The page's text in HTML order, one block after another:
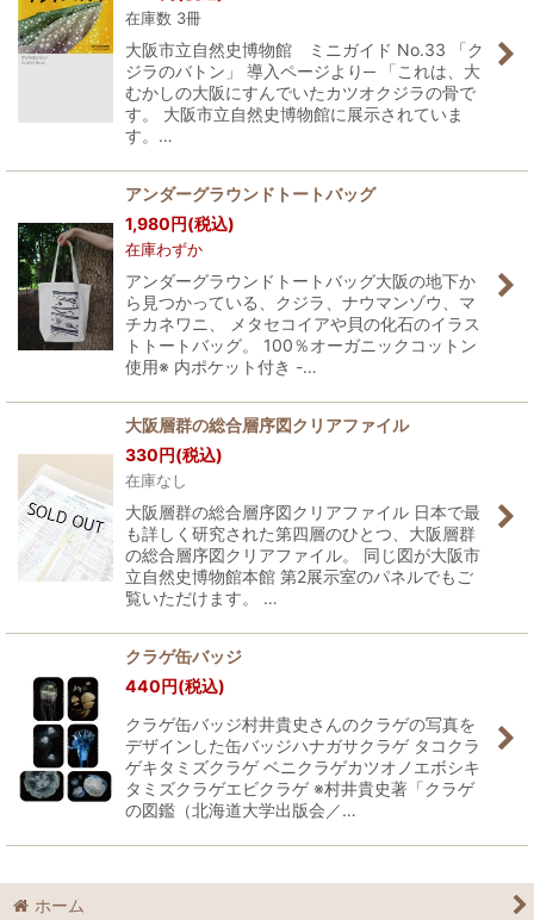
在庫数 3冊
大阪市立自然史博物館 ミニガイド No.33 「ク
ジラのバトン」 導入ページより─ 「これは、大
むかしの大阪にすんでいたカツオクジラの骨で
す。 大阪市立自然史博物館に展示されていま
す。…
アンダーグラウンドトートバッグ
1,980円(税込)
在庫わずか
アンダーグラウンドトートバッグ大阪の地下か
ら見つかっている、クジラ、ナウマンゾウ、マ
チカネワニ、 メタセコイアや貝の化石のイラス
トトートバッグ。 100％オーガニックコットン
使用※ 内ポケット付き -…
大阪層群の総合層序図クリアファイル
330円(税込)
在庫なし
大阪層群の総合層序図クリアファイル 日本で最
も詳しく研究された第四層のひとつ、大阪層群
の総合層序図クリアファイル。 同じ図が大阪市
立自然史博物館本館 第2展示室のパネルでもご
覧いただけます。 …
クラゲ缶バッジ
440円(税込)
クラゲ缶バッジ村井貴史さんのクラゲの写真を
デザインした缶バッジハナガサクラゲ タコクラ
ゲキタミズクラゲ ベニクラゲカツオノエボシキ
タミズクラゲエビクラゲ ※村井貴史著「クラゲ
の図鑑（北海道大学出版会／…
ホーム